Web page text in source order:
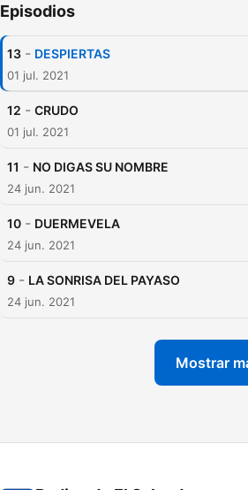
Episodios
13 - DESPIERTAS
01 jul. 2021
12 - CRUDO
01 jul. 2021
11 - NO DIGAS SU NOMBRE
24 jun. 2021
10 - DUERMEVELA
24 jun. 2021
9 - LA SONRISA DEL PAYASO
24 jun. 2021
Mostrar